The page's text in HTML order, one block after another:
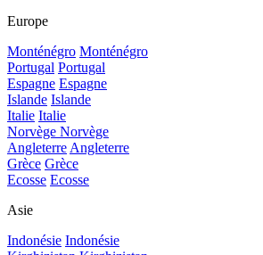
Europe
Monténégro Monténégro
Portugal Portugal
Espagne Espagne
Islande Islande
Italie Italie
Norvège Norvège
Angleterre Angleterre
Grèce Grèce
Ecosse Ecosse
Asie
Indonésie Indonésie